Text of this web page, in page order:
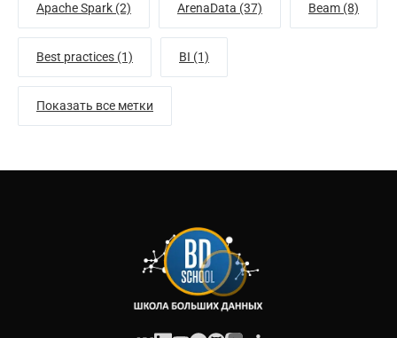
Apache Spark (2) ArenaData (37) Beam (8)
Best practices (1) BI (1)
Показать все метки